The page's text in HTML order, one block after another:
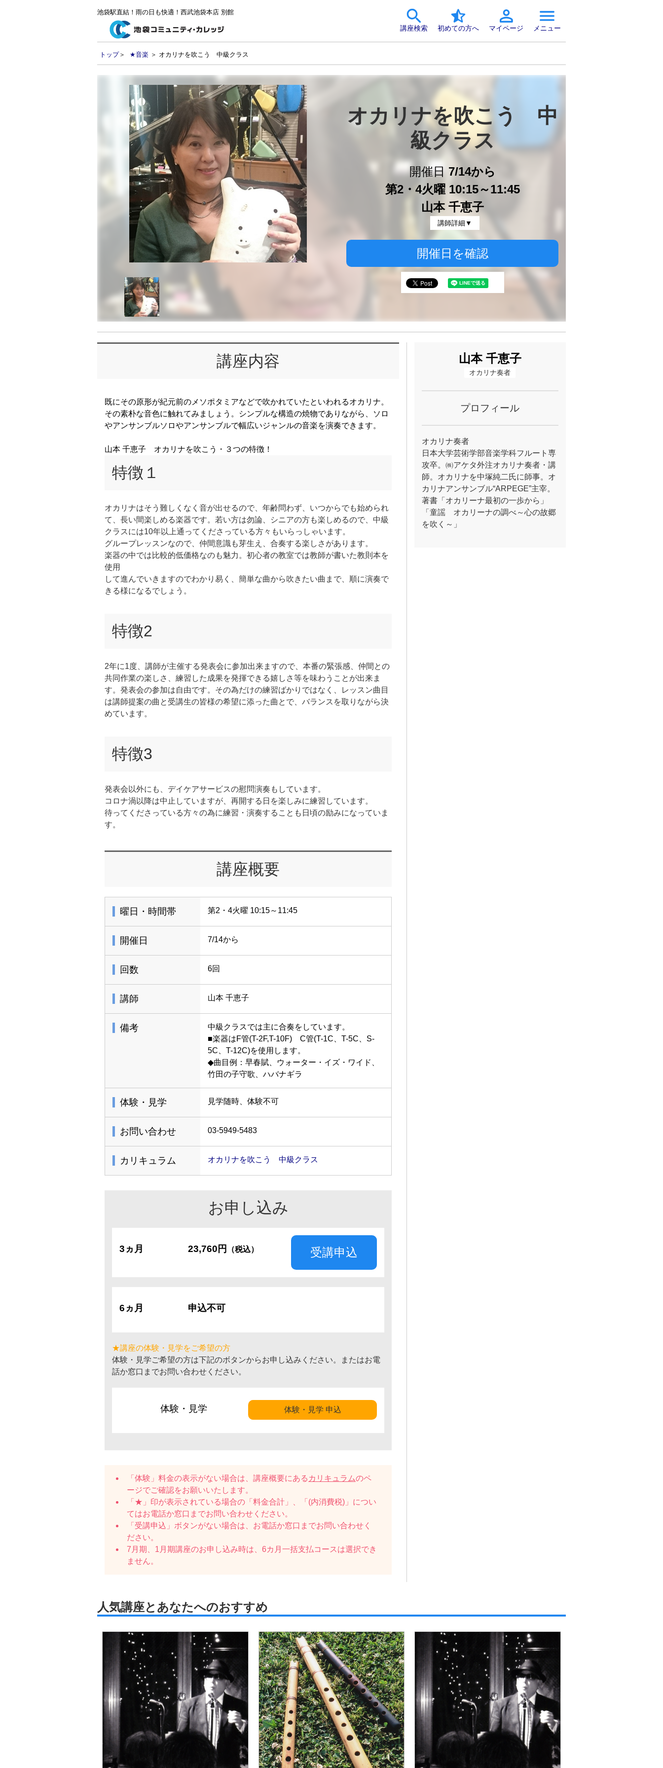
池袋駅直結！雨の日も快適！西武池袋本店 別館
講座検索 初めての方へ マイページ メニュー
トップ＞ ★音楽 ＞ オカリナを吹こう 中級クラス
オカリナを吹こう　中
級クラス
開催日 7/14から
第2・4火曜 10:15～11:45
山本 千恵子
講師詳細▼
開催日を確認
講座内容
既にその原形が紀元前のメソポタミアなどで吹かれていたといわれるオカリナ。
その素朴な音色に触れてみましょう。シンプルな構造の焼物でありながら、ソロ
やアンサンブルソロやアンサンブルで幅広いジャンルの音楽を演奏できます。
山本 千恵子 オカリナを吹こう・３つの特徴！
特徴１
オカリナはそう難しくなく音が出せるので、年齢問わず、いつからでも始められ
て、長い間楽しめる楽器です。若い方は勿論、シニアの方も楽しめるので、中級
クラスには10年以上通ってくださっている方々もいらっしゃいます。
グループレッスンなので、仲間意識も芽生え、合奏する楽しさがあります。
楽器の中では比較的低価格なのも魅力。初心者の教室では教師が書いた教則本を
使用
して進んでいきますのでわかり易く、簡単な曲から吹きたい曲まで、順に演奏で
きる様になるでしょう。
特徴2
2年に1度、講師が主催する発表会に参加出来ますので、本番の緊張感、仲間との
共同作業の楽しさ、練習した成果を発揮できる嬉しさ等を味わうことが出来ま
す。発表会の参加は自由です。その為だけの練習ばかりではなく、レッスン曲目
は講師提案の曲と受講生の皆様の希望に添った曲とで、バランスを取りながら決
めています。
特徴3
発表会以外にも、デイケアサービスの慰問演奏もしています。
コロナ渦以降は中止していますが、再開する日を楽しみに練習しています。
待ってくださっている方々の為に練習・演奏することも日頃の励みになっていま
す。
講座概要
曜日・時間帯 第2・4火曜 10:15～11:45
開催日 7/14から
回数 6回
講師 山本 千恵子
備考
中級クラスでは主に合奏をしています。
■楽器はF管(T-2F,T-10F) C管(T-1C、T-5C、S-
5C、T-12C)を使用します。
◆曲目例：早春賦、ウォーター・イズ・ワイド、
竹田の子守歌、ハバナギラ
体験・見学 見学随時、体験不可
お問い合わせ 03-5949-5483
カリキュラム オカリナを吹こう 中級クラス
お申し込み
3ヵ月 23,760円 （税込） 受講申込
6ヵ月 申込不可
★講座の体験・見学をご希望の方
体験・見学ご希望の方は下記のボタンからお申し込みください。またはお電
話か窓口までお問い合わせください。
体験・見学 体験・見学 申込
「体験」料金の表示がない場合は、講座概要にある カリキュラムのペ
ージでご確認をお願いいたします。
「★」印が表示されている場合の「料金合計」、「(内消費税)」につい
てはお電話か窓口までお問い合わせください。
「受講申込」ボタンがない場合は、お電話か窓口までお問い合わせく
ださい。
7月期、1月期講座のお申し込み時は、6カ月一括支払コースは選択でき
ません。
山本 千恵子
オカリナ奏者
プロフィール
オカリナ奏者
日本大学芸術学部音楽学科フルート専
攻卒。㈱アケタ外注オカリナ奏者・講
師。オカリナを中塚純二氏に師事。オ
カリナアンサンブル“ARPEGE”主宰。
著書「オカリーナ最初の一歩から」
「童謡 オカリーナの調べ～心の故郷
を吹く～」